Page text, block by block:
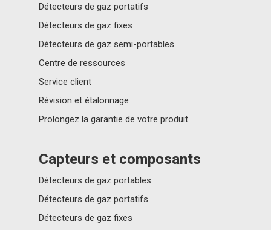
Détecteurs de gaz portatifs
Détecteurs de gaz fixes
Détecteurs de gaz semi-portables
Centre de ressources
Service client
Révision et étalonnage
Prolongez la garantie de votre produit
Capteurs et composants
Détecteurs de gaz portables
Détecteurs de gaz portatifs
Détecteurs de gaz fixes